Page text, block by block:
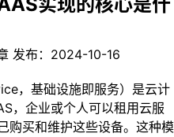
发布： 2024-10-16
，基础设施即服务）是云计
，企业或个人可以租用云服
购买和维护这些设备。这种模